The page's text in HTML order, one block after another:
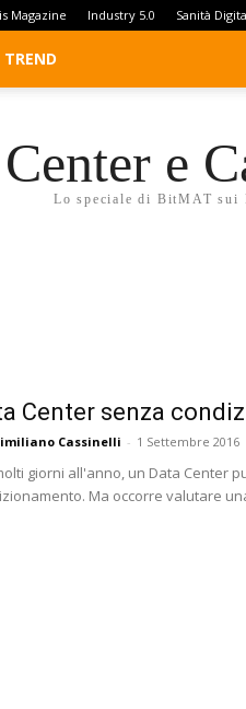
Magazine Industry 5.0 Sanità
TREND
e
Lo speciale di BitMAT sui
Center senza
Cassinelli - 1 Settembre 2016
giorni all'anno, un Data Center
Ma occorre valutare